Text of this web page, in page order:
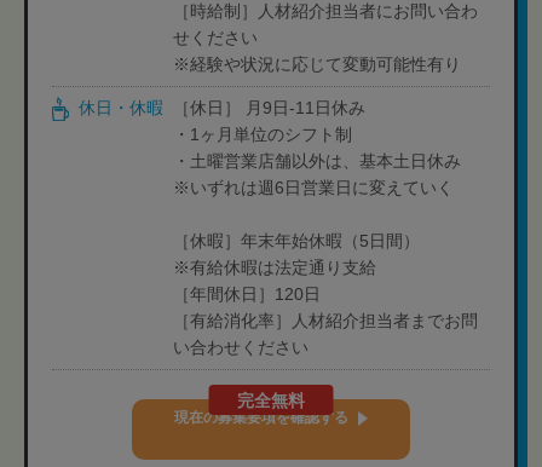
［時給制］人材紹介担当者にお問い合わ
せください
※経験や状況に応じて変動可能性有り
休日・休暇
［休日］ 月9日-11日休み
・1ヶ月単位のシフト制
・土曜営業店舗以外は、基本土日休み
※いずれは週6日営業日に変えていく
［休暇］年末年始休暇（5日間）
※有給休暇は法定通り支給
［年間休日］120日
［有給消化率］人材紹介担当者までお問
い合わせください
完全無料
現在の募集要項を確認する